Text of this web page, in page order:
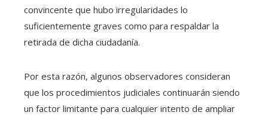
convincente que hubo irregularidades lo
suficientemente graves como para respaldar la
retirada de dicha ciudadanía.
Por esta razón, algunos observadores consideran
que los procedimientos judiciales continuarán siendo
un factor limitante para cualquier intento de ampliar